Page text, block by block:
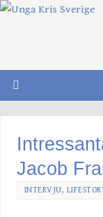
Jacob
INTERVJU,